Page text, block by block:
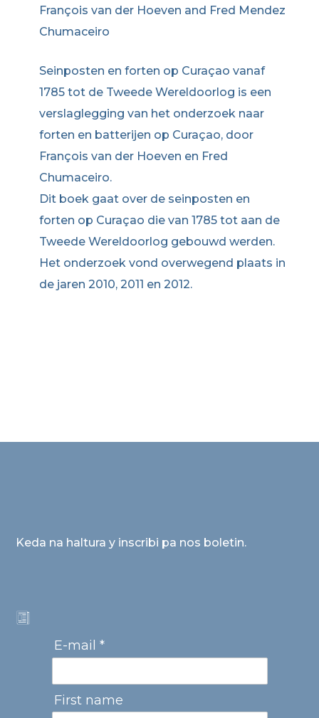
François van der Hoeven and Fred Mendez
Chumaceiro
Seinposten en forten op Curaçao vanaf
1785 tot de Tweede Wereldoorlog is een
verslaglegging van het onderzoek naar
forten en batterijen op Curaçao, door
François van der Hoeven en Fred
Chumaceiro.
Dit boek gaat over de seinposten en
forten op Curaçao die van 1785 tot aan de
Tweede Wereldoorlog gebouwd werden.
Het onderzoek vond overwegend plaats in
de jaren 2010, 2011 en 2012.
Keda na haltura y inscribi pa nos boletin.
E-mail *
First name